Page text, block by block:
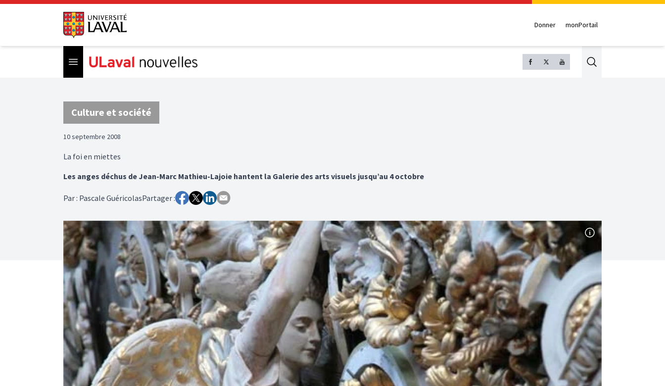
Donner monPortail
Open menu Search
Culture et société
10 septembre 2008
La foi en miettes
Les anges déchus de Jean-Marc Mathieu-Lajoie hantent la Galerie des arts visuels jusqu’au 4 octobre
Par: Pascale GuéricolasPartager :